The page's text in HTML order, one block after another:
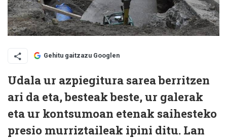
Gehitu gaitzazu Googlen
Udala ur azpiegitura sarea berritzen
ari da eta, besteak beste, ur galerak
eta ur kontsumoan etenak saihesteko
presio murriztaileak ipini ditu. Lan